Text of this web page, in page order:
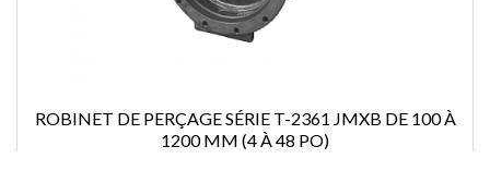
ROBINET DE PERÇAGE SÉRIE T-2361 JMXB DE 100 À
1200 MM (4 À 48 PO)